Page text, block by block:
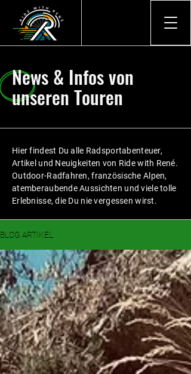
News & Infos von
unseren Touren
Hier findest Du alle Radsportabenteuer,
Artikel und Neuigkeiten von Ride with René.
Outdoor-Radfahren, französische Alpen,
atemberaubende Aussichten und viele tolle
Erlebnisse, die Du nie vergessen wirst.
BLOG ARTIKEL